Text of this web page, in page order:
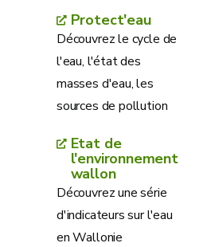
Protect'eau
Découvrez le cycle de
l'eau, l'état des
masses d'eau, les
sources de pollution
Etat de
l'environnement
wallon
Découvrez une série
d'indicateurs sur l'eau
en Wallonie